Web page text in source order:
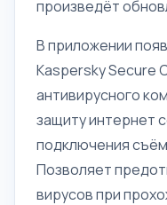
произведёт
В приложении
Kaspersky Secure
антивирусного
защиту интернет
подключения
Позволяет
вирусов при